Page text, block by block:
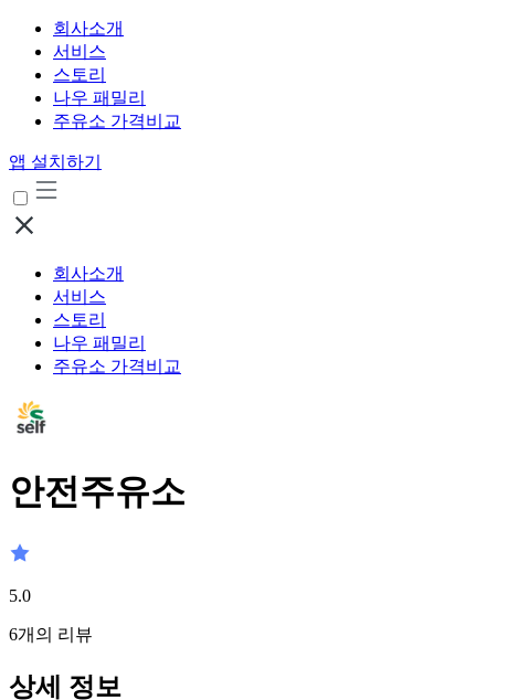
회사소개
서비스
스토리
나우 패밀리
주유소 가격비교
앱 설치하기
회사소개
서비스
스토리
나우 패밀리
주유소 가격비교
안전주유소
5.0
6개의 리뷰
상세 정보